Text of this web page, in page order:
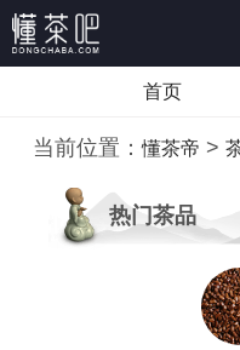
首页
当前位置：懂茶帝 >
热门茶品